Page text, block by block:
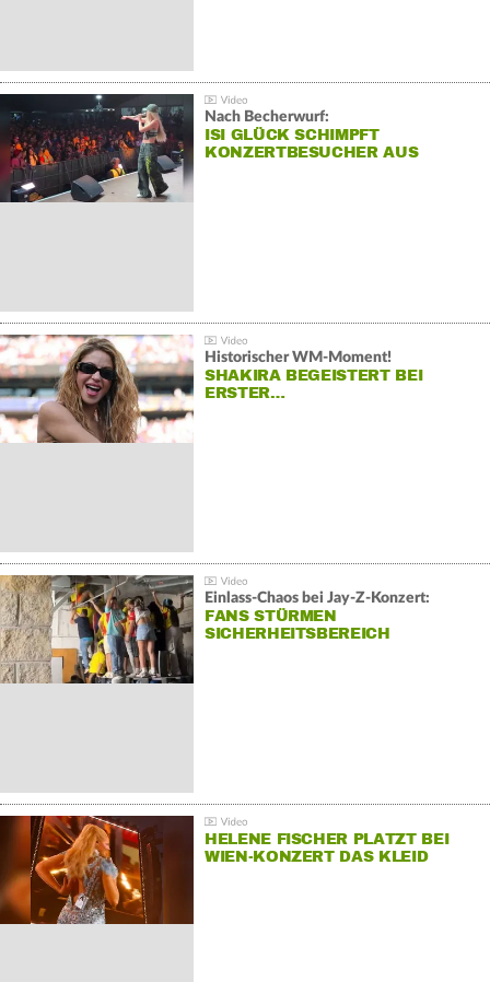
Nach Becherwurf:
ISI GLÜCK SCHIMPFT
KONZERTBESUCHER AUS
Historischer WM-Moment!
SHAKIRA BEGEISTERT BEI
ERSTER…
Einlass-Chaos bei Jay-Z-Konzert:
FANS STÜRMEN
SICHERHEITSBEREICH
HELENE FISCHER PLATZT BEI
WIEN-KONZERT DAS KLEID